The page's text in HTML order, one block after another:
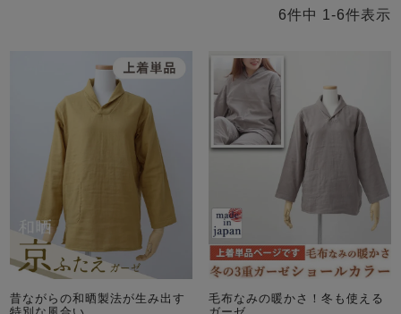
冬
春 夏 秋 冬
サッカー/ちぢみ 楊
柳
ニット/ストレッチ 起毛/フランネル
柄物
体型別におすすめパジ
ャマ
年齢別におすすめパジ
ルームウェア
インナーウェア 生活雑貨 カタログギフト
胸がすけない
羽織・バスロ
ーブ
ズボン単品
会社概要 お買い物ガイド 安心の日本製
SDGsの取り組み
6件中 1 -6件表示
昔ながらの和晒製法が生み出す
毛布なみの暖かさ！冬も使える